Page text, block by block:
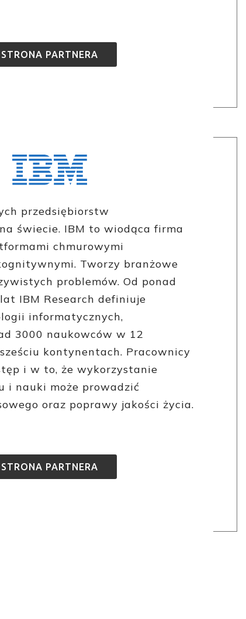
STRONA PARTNERA
przedsiębiorstw
świecie. IBM to wiodąca firma
chmurowymi
Tworzy branżowe
problemów. Od ponad
IBM Research definiuje
informatycznych,
3000 naukowców w 12
kontynentach. Pracownicy
i w to, że wykorzystanie
i nauki może prowadzić
oraz poprawy jakości życia.
STRONA PARTNERA